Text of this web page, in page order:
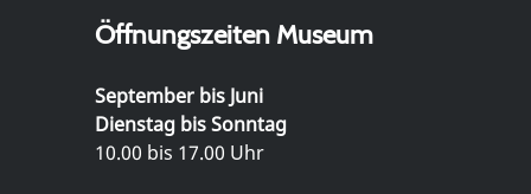
Öffnungszeiten Museum
September bis Juni
Dienstag bis Sonntag
10.00 bis 17.00 Uhr